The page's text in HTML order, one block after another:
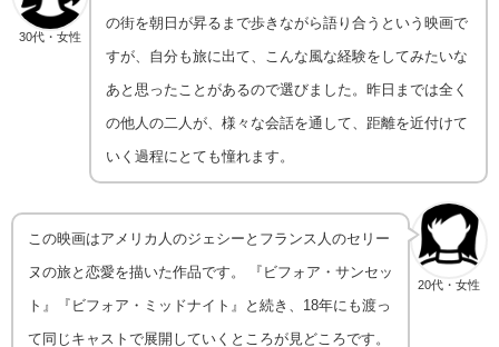
30代・女性
の街を朝日が昇るまで歩きながら語り合うという映画で
すが、自分も旅に出て、こんな風な経験をしてみたいな
あと思ったことがあるので選びました。昨日までは全く
の他人の二人が、様々な会話を通して、距離を近付けて
いく過程にとても憧れます。
20代・女性
この映画はアメリカ人のジェシーとフランス人のセリー
ヌの旅と恋愛を描いた作品です。 『ビフォア・サンセッ
ト』『ビフォア・ミッドナイト』と続き、18年にも渡っ
て同じキャストで展開していくところが見どころです。